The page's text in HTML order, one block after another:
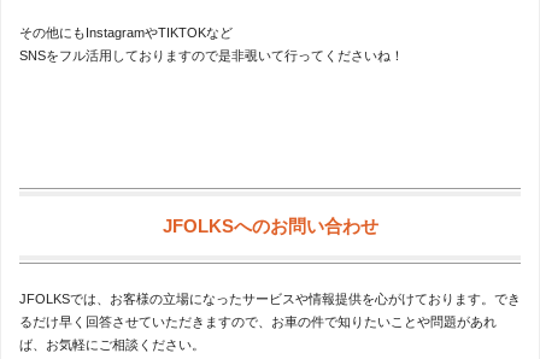
その他にもInstagramやTIKTOKなど
SNSをフル活用しておりますので是非覗いて行ってくださいね！
JFOLKSへのお問い合わせ
JFOLKSでは、お客様の立場になったサービスや情報提供を心がけております。でき
るだけ早く回答させていただきますので、お車の件で知りたいことや問題があれ
ば、お気軽にご相談ください。